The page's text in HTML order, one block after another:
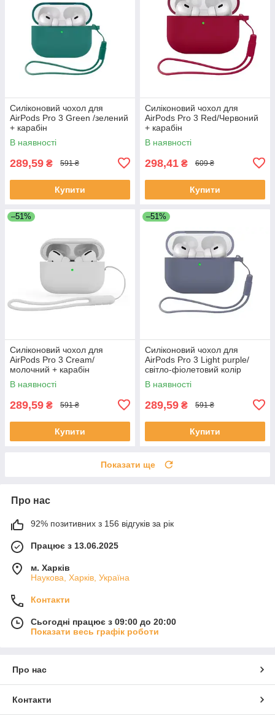
Силіконовий чохол для
AirPods Pro 3 Green /зелений
+ карабін
В наявності
289,59 ₴ 591 ₴
Купити
Силіконовий чохол для
AirPods Pro 3 Red/Червоний
+ карабін
В наявності
298,41 ₴ 609 ₴
Купити
–51%
Силіконовий чохол для
AirPods Pro 3 Cream/
молочний + карабін
В наявності
289,59 ₴ 591 ₴
Купити
–51%
Силіконовий чохол для
AirPods Pro 3 Light purple/
світло-фіолетовий колір
В наявності
289,59 ₴ 591 ₴
Купити
Показати ще
Про нас
92% позитивних з 156 відгуків за рік
Працює з 13.06.2025
м. Харків
Наукова, Харків, Україна
Контакти
Сьогодні працює з 09:00 до 20:00
Показати весь графік роботи
Про нас
Контакти